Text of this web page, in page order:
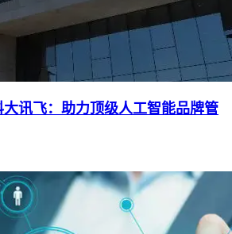
讯飞：助力顶级人工智能品牌管